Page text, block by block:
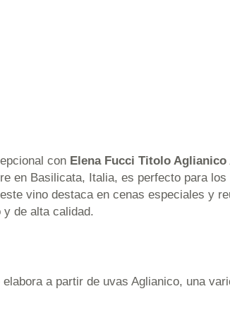
con Elena Fucci Titolo
en Basilicata, Italia, es perfecto para
vino destaca en cenas especiales y
y de alta calidad.
a partir de uvas Aglianico, una